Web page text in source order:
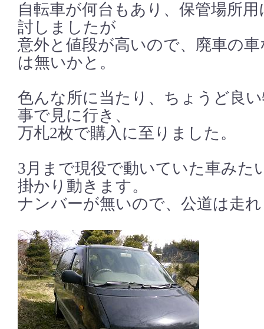
自転車が何台もあり、保管場所
討しましたが
意外と値段が高いので、廃車の
は無いかと。
色んな所に当たり、ちょうど良
事で見に行き、
万札2枚で購入に至りました。
3月まで現役で動いていた車みた
掛かり動きます。
ナンバーが無いので、公道は走